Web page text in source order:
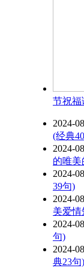
节祝福
2024-
(经典
2024-
的唯美
2024-
39句)
2024-
美爱情
2024-
句)
2024-
典23句)